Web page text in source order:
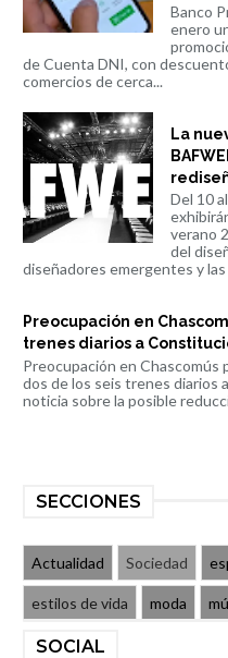
Banco
enero
de Cuenta DNI, con
comercios de cerca...
La
Del 10
verano
del
diseñadores emergentes y las
Preocupación en
trenes diarios a
Preocupación en Chascomús
dos de los seis trenes diarios
noticia sobre la posible
SECCIONES
Actualidad Sociedad
estilos de vida moda
SOCIAL